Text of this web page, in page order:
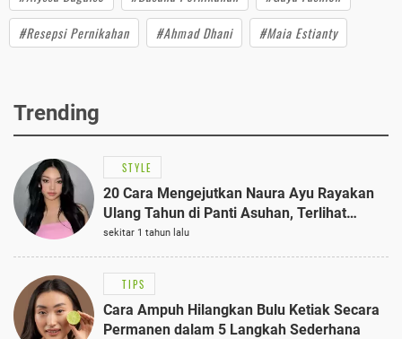
#Resepsi Pernikahan
#Ahmad Dhani #Maia Estianty
Trending
STYLE
20 Cara Mengejutkan Naura Ayu Rayakan
Ulang Tahun di Panti Asuhan, Terlihat
Anggun dengan Kaftan Cokelat
sekitar 1 tahun lalu
TIPS
Cara Ampuh Hilangkan Bulu Ketiak Secara
Permanen dalam 5 Langkah Sederhana